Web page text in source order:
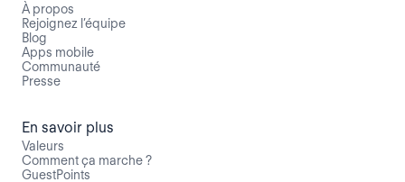
À propos
Rejoignez l’équipe
Blog
Apps mobile
Communauté
Presse
En savoir plus
Valeurs
Comment ça marche ?
GuestPoints